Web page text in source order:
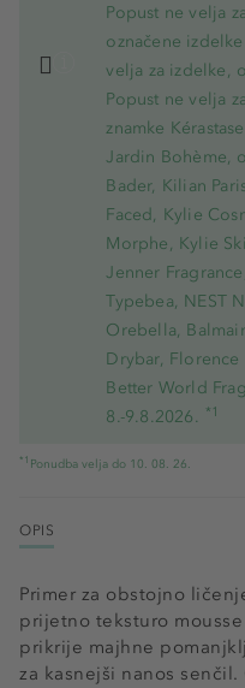
Popust ne velja
označene
velja za izdelke,
Popust ne velja
znamke
Jardin Bohème,
Bader, Kilian
Faced, Kylie
Morphe, Kylie
Jenner
Typebea, NEST
Orebella,
Drybar,
Better World
8.-9.8.2026. *1
*1 Ponudba velja do 10. 08. 26.
OPIS
Primer za obstojno
prijetno teksturo
prikrije majhne
za kasnejši nanos